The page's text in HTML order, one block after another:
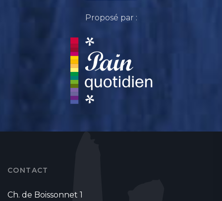
Proposé par :
CONTACT
Ch. de Boissonnet 1